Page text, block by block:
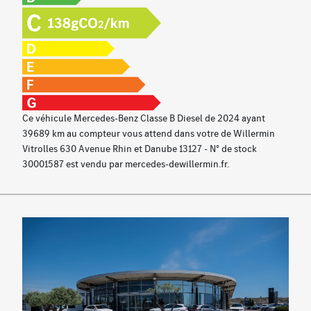
Essuie-glaces avec détecteur de pluie
Système d’appel d’urgence Mercedes-Benz
Fonctionnalités élargies MBUX
Module de communication (LTE) pour l'utilisation des
services connectés
Navigation par disque dur
Préinstallation pour Live Traffic Information
Toit ouvrant panoramique
Boite de vitesses automatique 8G-DCT
Régulateur de vitesse TEMPOMAT avec limiteur de
Instrumentation digitale avec écran 10,25''
Système de contrôle de la pression des pneumatiques
Rétroviseurs extérieurs rabattables et déployables
électriquement
Ce véhicule Mercedes-Benz Classe B Diesel de 2024 ayant
39689 km au compteur vous attend dans votre de Willermin
Vitrolles 630 Avenue Rhin et Danube 13127 - N° de stock
30001587 est vendu par mercedes-dewillermin.fr.